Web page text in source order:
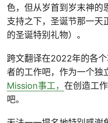
色，但从岁首到岁末神的
支持之下，圣诞节那一天
的圣诞特别礼物）。
跨文翻译在2022年的各
者的工作吧，作为一个独
Mission事工， 在创造工
吧。